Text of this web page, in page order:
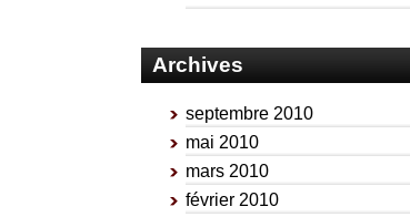
Archives
septembre 2010
mai 2010
mars 2010
février 2010